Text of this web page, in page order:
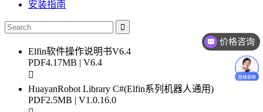
安装指南
Elfin软件操作说明书V6.4
PDF4.17MB | V6.4
HuayanRobot Library C#(Elfin系列机器人通用)
PDF2.5MB | V1.0.16.0
价格咨询